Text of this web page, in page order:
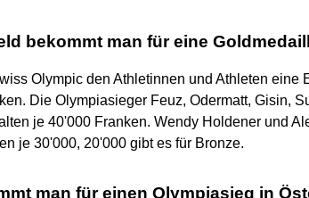
bekommt man für eine
Olympic den Athletinnen und Athleten eine
Die Olympiasieger Feuz, Odermatt, Gisin,
je 40'000 Franken. Wendy Holdener und
je 30'000, 20'000 gibt es für Bronze.
man für einen Olympiasieg in